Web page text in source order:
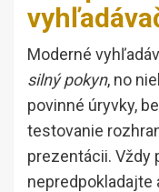
Moderné
silný pokyn, no
povinné úryvky,
testovanie
prezentácii. Vždy